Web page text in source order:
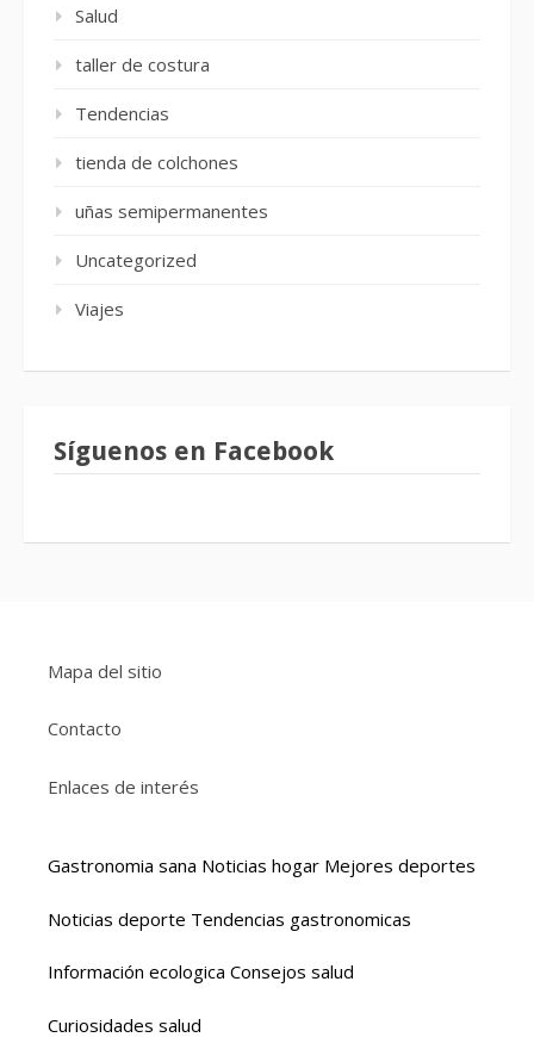
Salud
taller de costura
Tendencias
tienda de colchones
uñas semipermanentes
Uncategorized
Viajes
Síguenos en Facebook
Mapa del sitio
Contacto
Enlaces de interés
Gastronomia sana Noticias hogar Mejores deportes
Noticias deporte Tendencias gastronomicas
Información ecologica Consejos salud
Curiosidades salud